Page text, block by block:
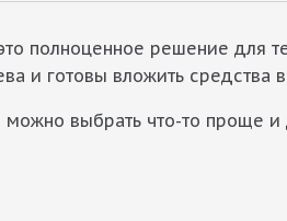
полноценное решение для
и готовы вложить средства
можно выбрать что-то проще